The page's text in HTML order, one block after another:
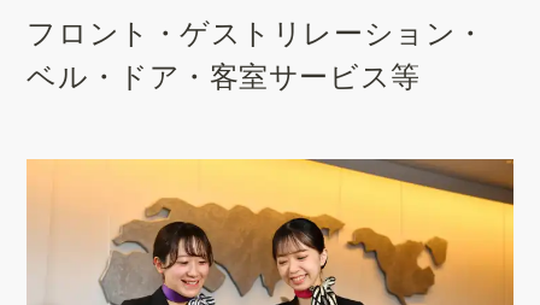
フロント・ゲストリレーション・
ベル・ドア・客室サービス等